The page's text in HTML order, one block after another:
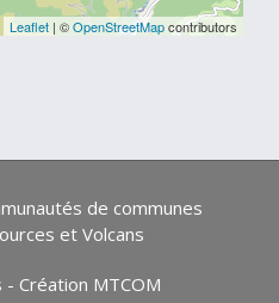
Leaflet | ©OpenStreetMapcontributors
de communes
et Volcans
- Création MTCOM